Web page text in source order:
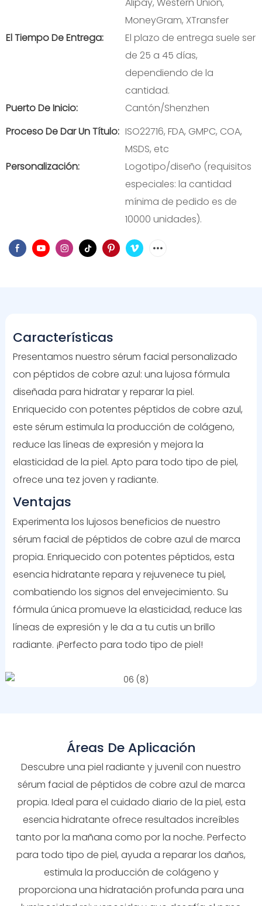
MoneyGram, XTransfer
El Tiempo De Entrega:
El plazo de entrega suele ser
de 25 a 45 días,
dependiendo de la
cantidad.
Puerto De Inicio:
Cantón/Shenzhen
Proceso De Dar Un Título: ISO22716, FDA, GMPC, COA,
MSDS, etc
Personalización:
Logotipo/diseño (requisitos
especiales: la cantidad
mínima de pedido es de
10000 unidades).
Características
Presentamos nuestro sérum facial personalizado
con péptidos de cobre azul: una lujosa fórmula
diseñada para hidratar y reparar la piel.
Enriquecido con potentes péptidos de cobre azul,
este sérum estimula la producción de colágeno,
reduce las líneas de expresión y mejora la
elasticidad de la piel. Apto para todo tipo de piel,
ofrece una tez joven y radiante.
Ventajas
Experimenta los lujosos beneficios de nuestro
sérum facial de péptidos de cobre azul de marca
propia. Enriquecido con potentes péptidos, esta
esencia hidratante repara y rejuvenece tu piel,
combatiendo los signos del envejecimiento. Su
fórmula única promueve la elasticidad, reduce las
líneas de expresión y le da a tu cutis un brillo
radiante. ¡Perfecto para todo tipo de piel!
Áreas De Aplicación
Descubre una piel radiante y juvenil con nuestro
sérum facial de péptidos de cobre azul de marca
propia. Ideal para el cuidado diario de la piel, esta
esencia hidratante ofrece resultados increíbles
tanto por la mañana como por la noche. Perfecto
para todo tipo de piel, ayuda a reparar los daños,
estimula la producción de colágeno y
proporciona una hidratación profunda para una